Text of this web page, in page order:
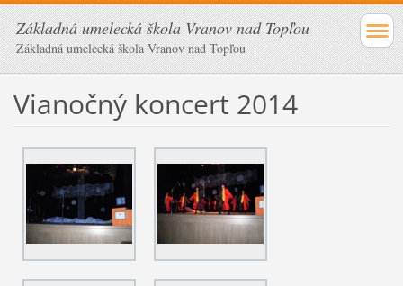
Základná umelecká škola Vranov nad Topľou
Základná umelecká škola Vranov nad Topľou
Vianočný koncert 2014